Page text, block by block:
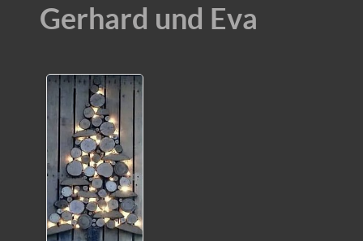
Gerhard und Eva